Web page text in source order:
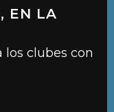
LA
clubes con